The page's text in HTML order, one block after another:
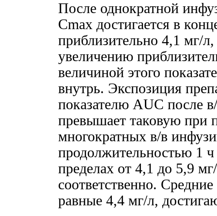
После однократной
Сmax достигается в
приблизительно 4,1 мг/л,
увеличению
величиной этого
внутрь. Экспозиция
показателю AUC после
превышает таковую при
многократных в/в
продолжительностью 1
пределах от 4,1 до 5,9
соответственно.
равные 4,4 мг/л,